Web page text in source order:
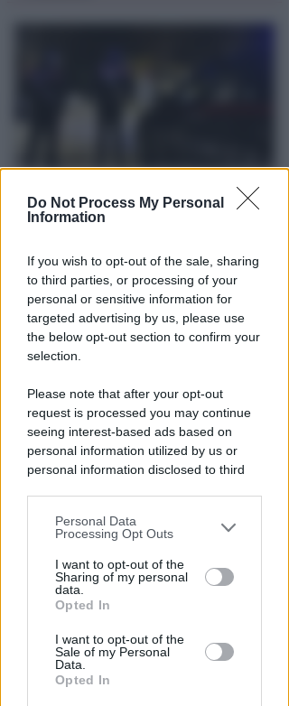
Do Not Process My Personal
Information
If you wish to opt-out of the sale, sharing
to third parties, or processing of your
personal or sensitive information for
targeted advertising by us, please use
the below opt-out section to confirm your
selection.
Please note that after your opt-out
request is processed you may continue
seeing interest-based ads based on
personal information utilized by us or
personal information disclosed to third
You may separately opt-out of the further
disclosure of your personal information
by third parties on the IAB’s list of
downstream participants.
by us to third parties on the IAB’s List of
Downstream Participants that may
further disclose it to other third parties.
Personal Data
Processing Opt Outs
I want to opt-out of the
Sharing of my personal
data.
Opted In
I want to opt-out of the
Sale of my Personal
Data.
Opted In
USATA COME "RIFUGIO"
Terrore a Riccione: botte,
Vandalizzata auto di un prete
Redazione
L'INTERVENTO DEL SINDACO
Piano arenile, ok a variante:
terrazze, piscine scoperte e
destagionalizzazione
Redazione